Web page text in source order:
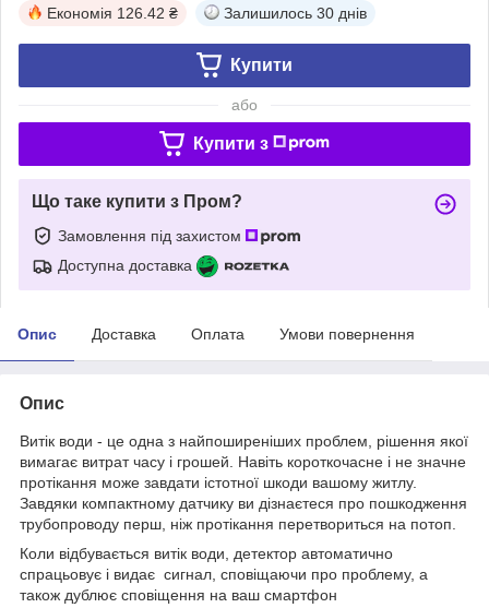
Економія 126.42 ₴ Залишилось 30 днів
Купити
або
Купити з
Що таке купити з Пром?
Замовлення під захистом
Доступна доставка
Опис Доставка Оплата Умови повернення
Опис
Витік води - це одна з найпоширеніших проблем, рішення якої
вимагає витрат часу і грошей. Навіть короткочасне і не значне
протікання може завдати істотної шкоди вашому житлу.
Завдяки компактному датчику ви дізнаєтеся про пошкодження
трубопроводу перш, ніж протікання перетвориться на потоп.
Коли відбувається витік води, детектор автоматично
спрацьовує і видає сигнал, сповіщаючи про проблему, а
також дублює сповіщення на ваш смартфон